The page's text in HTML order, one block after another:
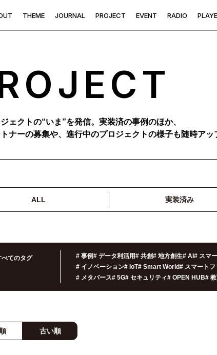
UT THEME JOURNAL PROJECT EVENT RADIO PLAYE
ェクトの“いま”を発信。実装済の事例のほか、
ナーの募集や、進行中のプロジェクトの様子も随時アッ
ALL 実装済み
べてのタグ # 事例# データ利活用# 共創# 地方創生# AI # スマ
# イノベーション# IoT# Smart World# スマート
# メタバース# 5G# セキュリティ# OPEN HUB#
古い順